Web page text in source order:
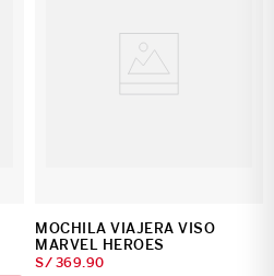
MOCHILA VIAJERA VISO
MARVEL HEROES
S/ 369.90